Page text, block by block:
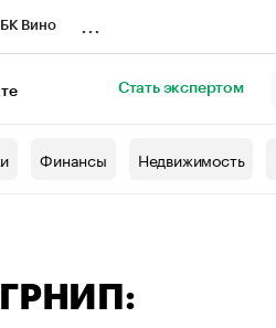
Вино
Стать экспертом
Финансы Недвижимость